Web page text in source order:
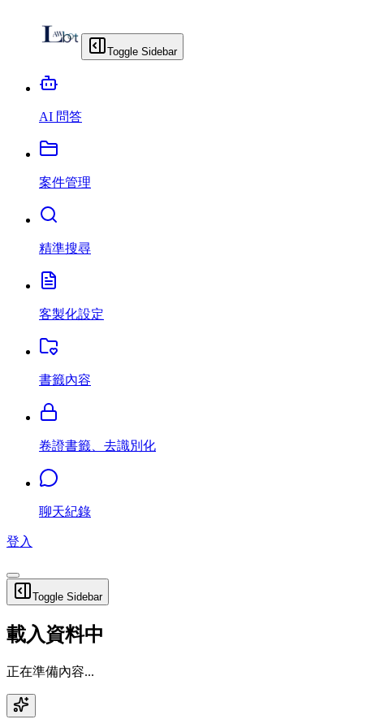
Toggle Sidebar
AI 問答
案件管理
精準搜尋
客製化設定
書籤內容
卷證書籤、去識別化
聊天紀錄
登入
Toggle Sidebar
載入資料中
正在準備內容...